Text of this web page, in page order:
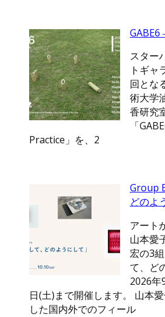
GABE6
スター
トギャ
回とな
術大学
香研究
「
Practice」を、2
Group
どのよ
アート
山本愛
宏の3
て、ど
2026年
日(土)まで開催します。 山本
した国内外でのフィール